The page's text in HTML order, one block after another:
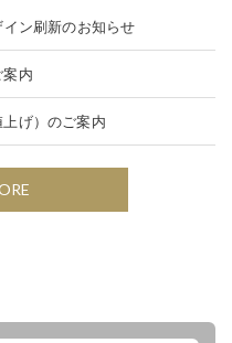
ン刷新のお知らせ
内
げ）のご案内